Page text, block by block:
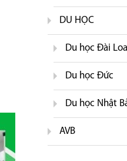
DU HỌC
Du học Đài
Du học Đức
Du học Nhật
AVB